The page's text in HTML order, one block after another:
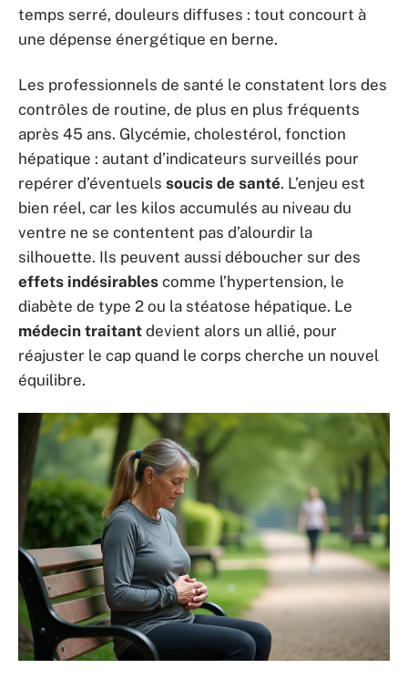
temps serré, douleurs diffuses : tout concourt à
une dépense énergétique en berne.
Les professionnels de santé le constatent lors des
contrôles de routine, de plus en plus fréquents
après 45 ans. Glycémie, cholestérol, fonction
hépatique : autant d’indicateurs surveillés pour
repérer d’éventuels soucis de santé. L’enjeu est
bien réel, car les kilos accumulés au niveau du
ventre ne se contentent pas d’alourdir la
silhouette. Ils peuvent aussi déboucher sur des
effets indésirables comme l’hypertension, le
diabète de type 2 ou la stéatose hépatique. Le
médecin traitant devient alors un allié, pour
réajuster le cap quand le corps cherche un nouvel
équilibre.